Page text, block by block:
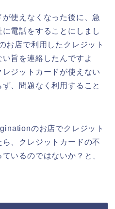
使えなくなった後に、急
電話をすることにしまし
お店で利用したクレジット
旨を連絡したんですよ
ジットカードが使えない
、問題なく利用すること
のお店でクレジット
、クレジットカードの不
いるのではないか？と、